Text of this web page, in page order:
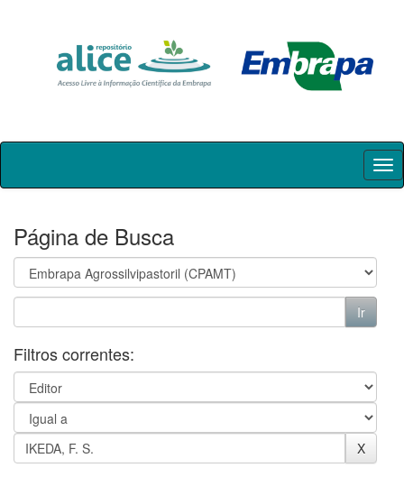
Skip
Página de Busca
Filtros correntes: